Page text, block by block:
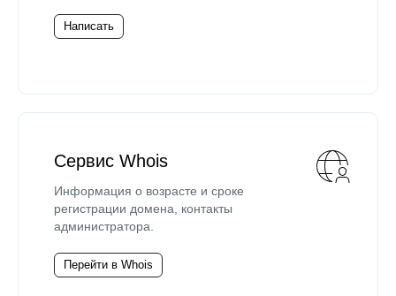
Написать
Сервис Whois
Информация о возрасте и сроке
регистрации домена, контакты
администратора.
Перейти в Whois